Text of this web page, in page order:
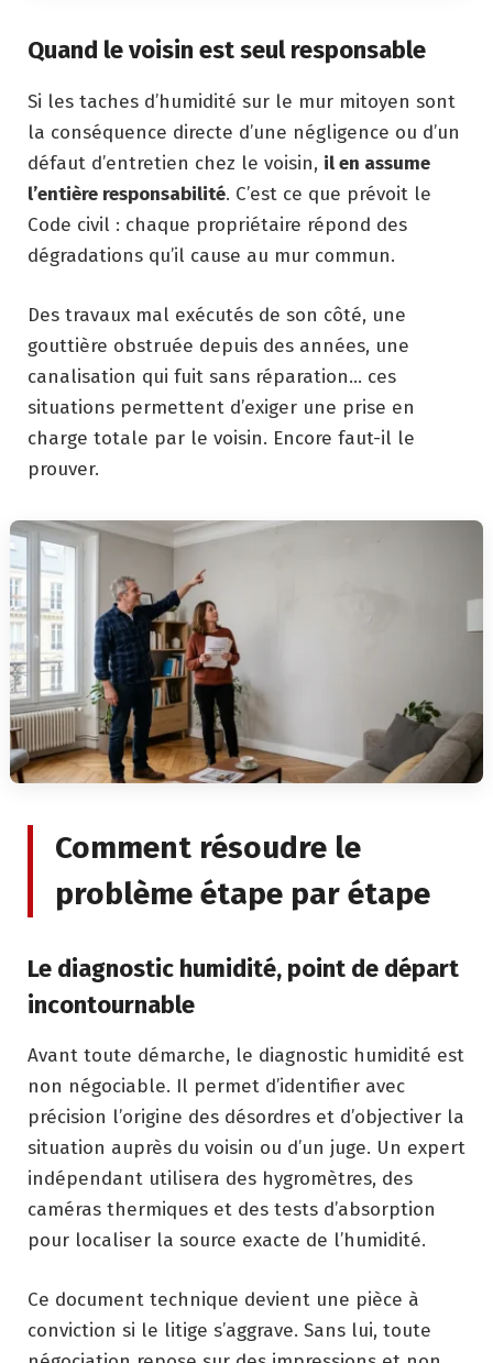
Quand le voisin est seul responsable
Si les taches d’humidité sur le mur mitoyen sont
la conséquence directe d’une négligence ou d’un
défaut d’entretien chez le voisin, il en assume
l’entière responsabilité. C’est ce que prévoit le
Code civil : chaque propriétaire répond des
dégradations qu’il cause au mur commun.
Des travaux mal exécutés de son côté, une
gouttière obstruée depuis des années, une
canalisation qui fuit sans réparation… ces
situations permettent d’exiger une prise en
charge totale par le voisin. Encore faut-il le
prouver.
Comment résoudre le
problème étape par étape
Le diagnostic humidité, point de départ
incontournable
Avant toute démarche, le diagnostic humidité est
non négociable. Il permet d’identifier avec
précision l’origine des désordres et d’objectiver la
situation auprès du voisin ou d’un juge. Un expert
indépendant utilisera des hygromètres, des
caméras thermiques et des tests d’absorption
pour localiser la source exacte de l’humidité.
Ce document technique devient une pièce à
conviction si le litige s’aggrave. Sans lui, toute